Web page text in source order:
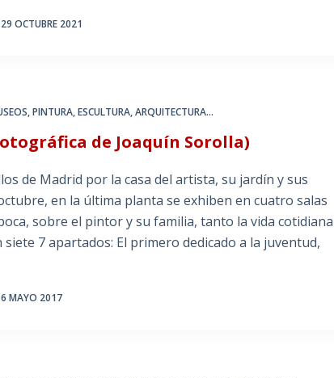
29 OCTUBRE 2021
,PINTURA, ESCULTURA, ARQUITECTURA...
de Joaquín Sorolla)
de Madrid por la casa del artista, su jardín y sus
en la última planta se exhiben en cuatro salas
sobre el pintor y su familia, tanto la vida cotidiana
7 apartados: El primero dedicado a la juventud,
6 MAYO 2017